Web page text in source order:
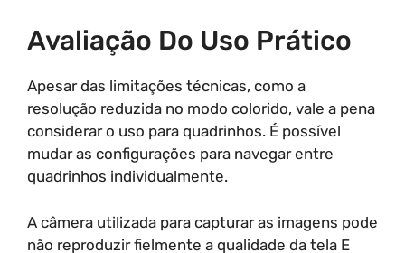
Avaliação Do Uso Prático
Apesar das limitações técnicas, como a
resolução reduzida no modo colorido, vale a pena
considerar o uso para quadrinhos. É possível
mudar as configurações para navegar entre
quadrinhos individualmente.
A câmera utilizada para capturar as imagens pode
não reproduzir fielmente a qualidade da tela E